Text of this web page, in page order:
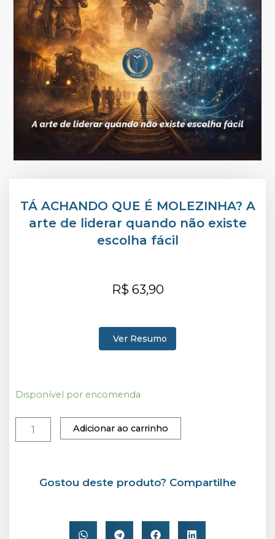
TÁ ACHANDO QUE É MOLEZINHA? A
arte de liderar quando não existe
escolha fácil
R$ 63,90
Ver Resumo
Disponível por encomenda
TÁ
QUE
MOLEZINHA?
Adicionar ao carrinho
Gostou deste produto? Compartilhe